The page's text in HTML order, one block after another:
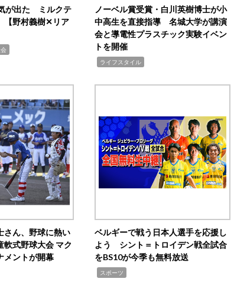
が出た ミルクテ
野村義樹✕リア
ノーベル賞受賞・白川英樹博士が小
中高生を直接指導 名城大学が講演
会と導電性プラスチック実験イベン
トを開催
ライフスタイル
さん、野球に熱い
式野球大会 マク
メントが開幕
ベルギーで戦う日本人選手を応援し
よう シント＝トロイデン戦全試合
をBS10が今季も無料放送
スポーツ